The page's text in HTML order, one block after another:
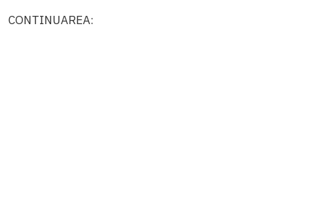
CONTINUAREA: